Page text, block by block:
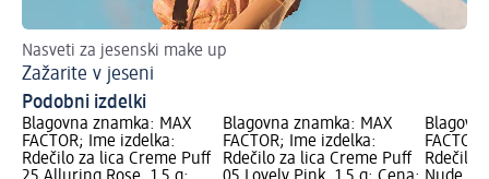
Nasveti za jesenski make up
Zažarite v jeseni
Podobni izdelki
Blagovna znamka: MAX
FACTOR; Ime izdelka:
Rdečilo za lica Creme Puff
Blagovna znamka: MAX
FACTOR; Ime izdelka:
Rdečilo za lica Creme Puff
Rdečilo